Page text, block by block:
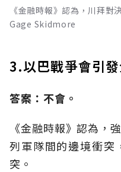
《金融時報》認為，川拜
Gage Skidmore
3.以巴戰爭會引
答案：不會。
《金融時報》認為，
列軍隊間的邊境衝突
突。